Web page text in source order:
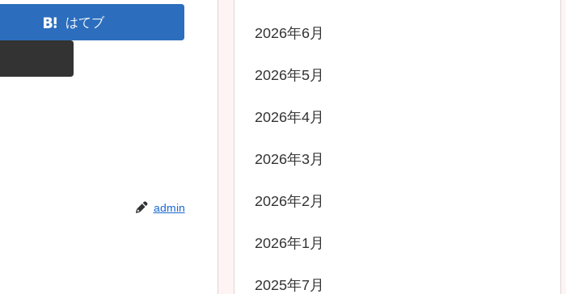
はてブ
admin
2026年6月
2026年5月
2026年4月
2026年3月
2026年2月
2026年1月
2025年7月